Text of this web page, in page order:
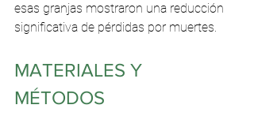
esas granjas mostraron una reducción
significativa de pérdidas por muertes.
MATERIALES Y
MÉTODOS